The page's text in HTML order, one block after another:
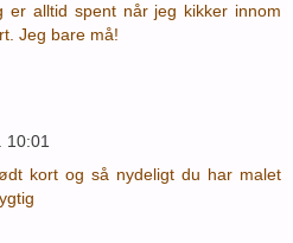
er alltid spent når jeg kikker innom
Jeg bare må!
10:01
kort og så nydeligt du har malet